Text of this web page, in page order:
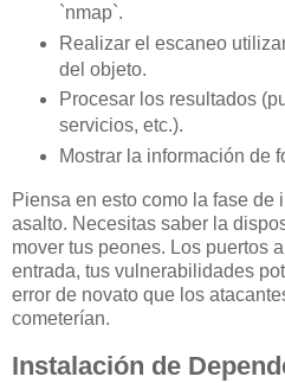
`nmap`.
Realizar el escaneo
del objeto.
Procesar los resultados
servicios, etc.).
Mostrar la información de
Piensa en esto como la fase de
asalto. Necesitas saber la
mover tus peones. Los puertos
entrada, tus vulnerabilidades
error de novato que los
cometerían.
Instalación de